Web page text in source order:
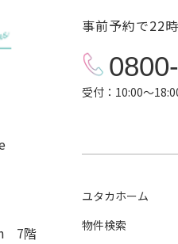
7階
事前予約で22
受付：10:00～
ユタカホーム
物件検索